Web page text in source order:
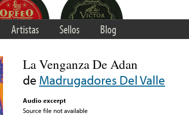
Artistas Sellos Blog
La Venganza De Adan
de Madrugadores Del Valle
Audio excerpt
Source file not available